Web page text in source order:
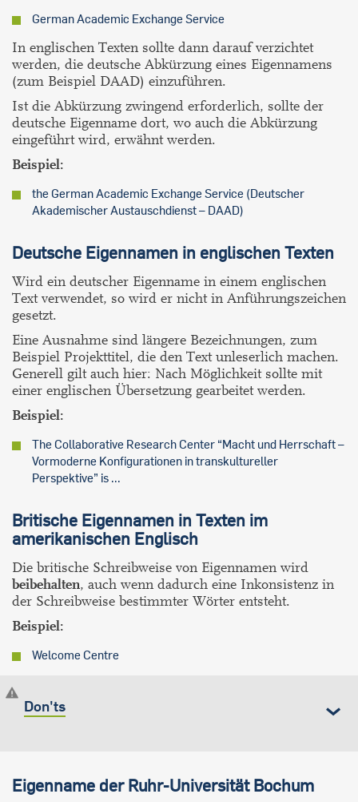
German Academic Exchange Service
In englischen Texten sollte dann darauf verzichtet
werden, die deutsche Abkürzung eines Eigennamens
(zum Beispiel DAAD) einzuführen.
Ist die Abkürzung zwingend erforderlich, sollte der
deutsche Eigenname dort, wo auch die Abkürzung
eingeführt wird, erwähnt werden.
Beispiel:
the German Academic Exchange Service (Deutscher
Akademischer Austauschdienst – DAAD)
Deutsche Eigennamen in englischen Texten
Wird ein deutscher Eigenname in einem englischen
Text verwendet, so wird er nicht in Anführungszeichen
gesetzt.
Eine Ausnahme sind längere Bezeichnungen, zum
Beispiel Projekttitel, die den Text unleserlich machen.
Generell gilt auch hier: Nach Möglichkeit sollte mit
einer englischen Übersetzung gearbeitet werden.
Beispiel:
The Collaborative Research Center “Macht und Herrschaft –
Vormoderne Konfigurationen in transkultureller
Perspektive” is ...
Britische Eigennamen in Texten im
amerikanischen Englisch
Die britische Schreibweise von Eigennamen wird
beibehalten, auch wenn dadurch eine Inkonsistenz in
der Schreibweise bestimmter Wörter entsteht.
Beispiel:
Welcome Centre
Don'ts
Eigenname der Ruhr-Universität Bochum